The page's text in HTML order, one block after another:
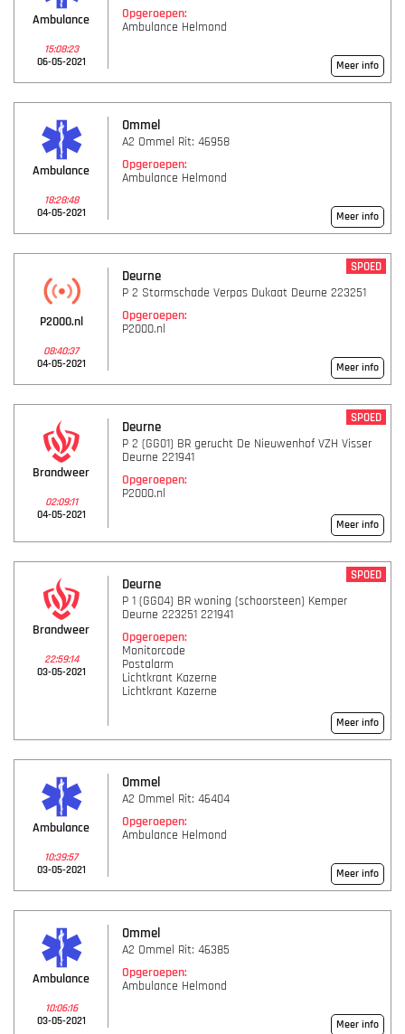
Ambulance
15:08:23
06-05-2021
Opgeroepen:
Ambulance Helmond
Meer info
Ambulance
18:28:48
04-05-2021
Ommel
A2 Ommel Rit: 46958
Opgeroepen:
Ambulance Helmond
Meer info
P2000.nl
08:40:37
04-05-2021
Deurne
SPOED
P 2 Stormschade Verpas Dukaat Deurne 223251
Opgeroepen:
P2000.nl
Meer info
Brandweer
02:09:11
04-05-2021
Deurne
SPOED
P 2 (GG01) BR gerucht De Nieuwenhof VZH Visser
Deurne 221941
Opgeroepen:
P2000.nl
Meer info
Brandweer
22:59:14
03-05-2021
Deurne
SPOED
P 1 (GG04) BR woning (schoorsteen) Kemper
Deurne 223251 221941
Opgeroepen:
Monitorcode
Postalarm
Lichtkrant Kazerne
Lichtkrant Kazerne
Meer info
Ambulance
10:39:57
03-05-2021
Ommel
A2 Ommel Rit: 46404
Opgeroepen:
Ambulance Helmond
Meer info
Ambulance
10:06:16
03-05-2021
Ommel
A2 Ommel Rit: 46385
Opgeroepen:
Ambulance Helmond
Meer info